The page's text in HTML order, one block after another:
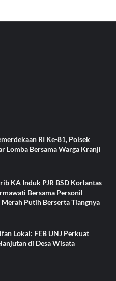
RI Ke-81, Polsek
Lomba Bersama Warga Kranji
KA Induk PJR BSD Korlantas
Bersama Personil
Merah Putih Berserta Tiangnya
Lokal: FEB UNJ Perkuat
di Desa Wisata